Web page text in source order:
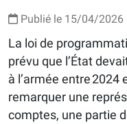
Publié le 15/04/2026
La loi de
prévu que l’État
à l’armée entre 2024
remarquer une
comptes, une partie